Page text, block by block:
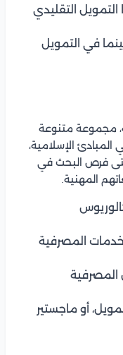
التمويل التقليدي
في التمويل
مجموعة متنوعة
المبادئ الإسلامية،
فرص البحث في
المهنية.
المصرفية
المصرفية
أو ماجستير